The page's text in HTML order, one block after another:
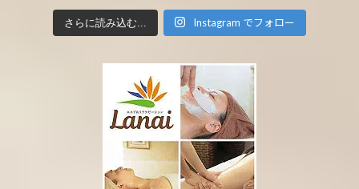
さらに読み込む... Instagram でフォロー